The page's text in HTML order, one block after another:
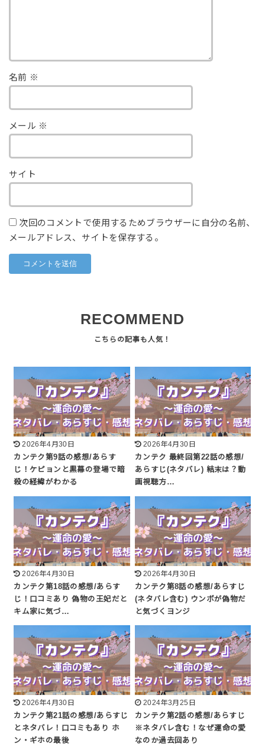
名前 ※
メール ※
サイト
次回のコメントで使用するためブラウザーに自分の名前、
メールアドレス、サイトを保存する。
RECOMMEND
2026年4月30日
カンテク第9話の感想/あらす
じ！ケピョンと黒幕の登場で暗
殺の経緯がわかる
2026年4月30日
カンテク 最終回第22話の感想/
あらすじ(ネタバレ) 結末は？動
画視聴方…
2026年4月30日
カンテク第18話の感想/あらす
じ！口コミあり 偽物の王妃だと
キム家に気づ…
2026年4月30日
カンテク第8話の感想/あらすじ
(ネタバレ含む) ウンボが偽物だ
と気づくヨンジ
2026年4月30日
カンテク第21話の感想/あらすじ
とネタバレ！口コミもあり ホ
ン・ギホの最後
2024年3月25日
カンテク第2話の感想/あらすじ
※ネタバレ含む！なぜ運命の愛
なのか過去回あり